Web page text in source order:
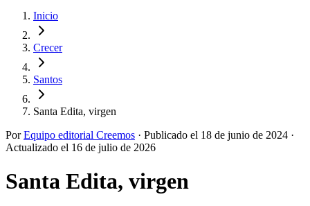
Inicio
Crecer
Santos
Santa Edita, virgen
Por Equipo editorial Creemos · Publicado el 18 de junio de 2024 ·
Actualizado el 16 de julio de 2026
Santa Edita, virgen